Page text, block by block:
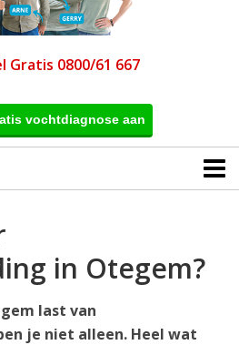
Gratis 0800/61 667
vochtdiagnose aan
in Otegem?
last van
je niet alleen. Heel wat